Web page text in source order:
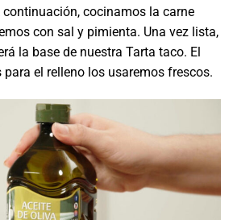
cocinamos la carne
con sal y pimienta. Una vez lista,
la base de nuestra Tarta taco. El
para el relleno los usaremos frescos.